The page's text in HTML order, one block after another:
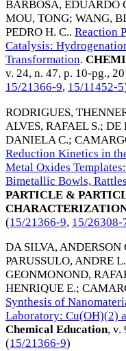
BARBOSA, EDUARDO
MOU, TONG; WANG,
PEDRO H. C.. Reaction
Catalysis:
Transformation.
v. 24, n. 47, p. 10-pg.,
15/21366-9, 15/11452-5
RODRIGUES,
ALVES, RAFAEL S.; DE
DANIELA C.;
Reduction Kinetics in
Metal Oxides
Bimetallic Bowls,
PARTICLE &
(15/21366-9, 15/26308-
DA SILVA, ANDERSON
PARUSSULO, ANDRE
GEONMONOND,
HENRIQUE E.;
Synthesis of
Laboratory: Cu(OH)(2)
Chemical Education, v.
(15/21366-9)